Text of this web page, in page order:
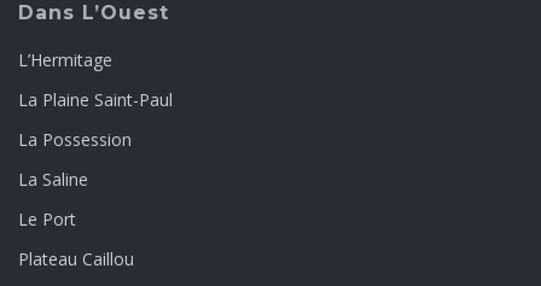
Dans L’Ouest
L’Hermitage
La Plaine Saint-Paul
La Possession
La Saline
Le Port
Plateau Caillou